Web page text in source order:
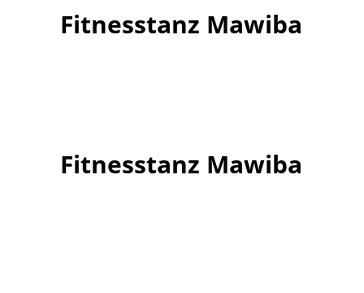
Fitnesstanz Mawiba
Fitnesstanz Mawiba